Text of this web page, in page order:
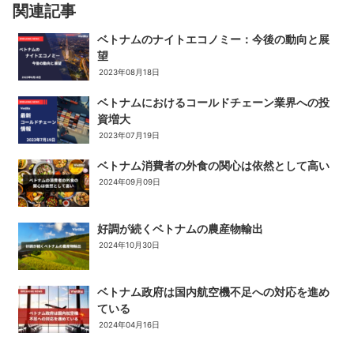
関連記事
ベトナムのナイトエコノミー：今後の動向と展
望
2023年08月18日
ベトナムにおけるコールドチェーン業界への投
資増大
2023年07月19日
ベトナム消費者の外食の関心は依然として高い
2024年09月09日
好調が続くベトナムの農産物輸出
2024年10月30日
ベトナム政府は国内航空機不足への対応を進め
ている
2024年04月16日